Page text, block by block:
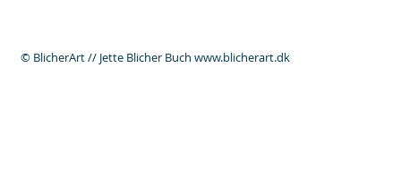
© BlicherArt // Jette Blicher Buch www.blicherart.dk